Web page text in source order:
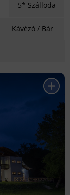
5* Szálloda
Kávézó / Bár